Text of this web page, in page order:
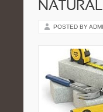
POSTED BY